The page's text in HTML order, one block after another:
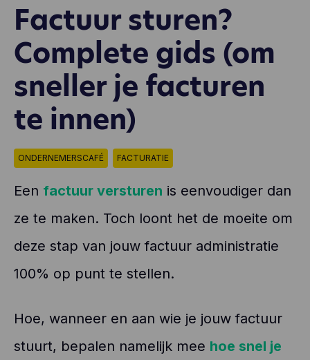
Factuur sturen?
Complete gids (om
sneller je facturen
te innen)
ONDERNEMERSCAFÉ FACTURATIE
Een factuur versturen is eenvoudiger dan
ze te maken. Toch loont het de moeite om
deze stap van jouw factuur administratie
100% op punt te stellen.
Hoe, wanneer en aan wie je jouw factuur
stuurt, bepalen namelijk mee hoe snel je